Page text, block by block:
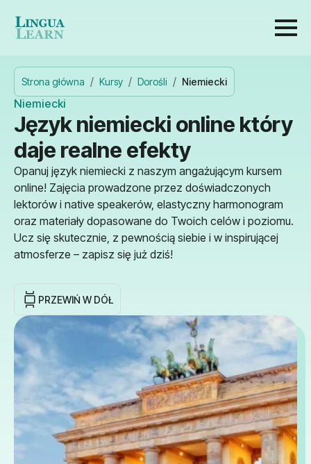
Strona główna Kursy Dorośli Niemiecki
Niemiecki
Język niemiecki online który
daje realne efekty
Opanuj język niemiecki z naszym angażującym kursem
online! Zajęcia prowadzone przez doświadczonych
lektorów i native speakerów, elastyczny harmonogram
oraz materiały dopasowane do Twoich celów i poziomu.
Ucz się skutecznie, z pewnością siebie i w inspirującej
atmosferze – zapisz się już dziś!
PRZEWIŃ W DÓŁ